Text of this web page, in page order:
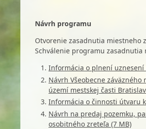
Návrh programu
Otvorenie zasadnutia miestneho
Schválenie programu zasadnutia
Informácia o plnení uznesení
Návrh Všeobecne
území mestskej časti
Informácia o činnosti útvaru
Návrh na predaj pozemku,
osobitného zreteľa (7 MB)